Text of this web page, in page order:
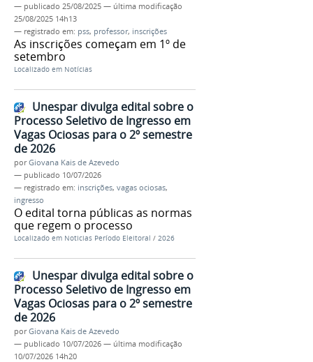
— publicado 25/08/2025 — última modificação
25/08/2025 14h13
— registrado em: pss, professor, inscrições
As inscrições começam em 1º de
setembro
Localizado em Notícias
Unespar divulga edital sobre o
Processo Seletivo de Ingresso em
Vagas Ociosas para o 2º semestre
de 2026
porGiovana Kais de Azevedo
— publicado 10/07/2026
— registrado em: inscrições, vagas ociosas,
ingresso
O edital torna públicas as normas
que regem o processo
Localizado em Noticias Período Eleitoral / 2026
Unespar divulga edital sobre o
Processo Seletivo de Ingresso em
Vagas Ociosas para o 2º semestre
de 2026
porGiovana Kais de Azevedo
— publicado 10/07/2026 — última modificação
10/07/2026 14h20